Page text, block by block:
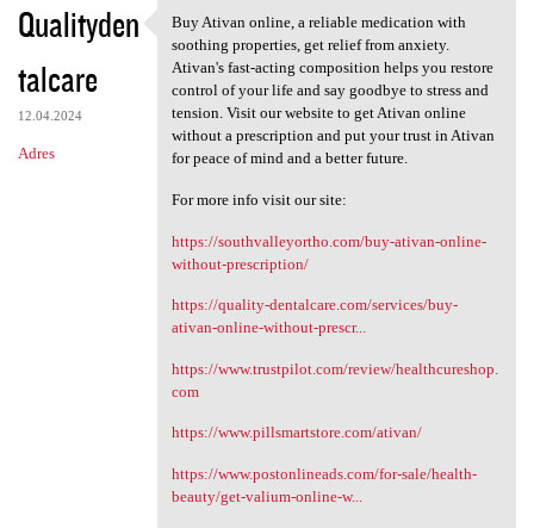
Qualityden
talcare
12.04.2024
Adres
Buy Ativan online, a reliable
Buy Ativan online, a reliable medication with
soothing properties, get relief from anxiety.
Ativan's fast-acting composition helps you restore
control of your life and say goodbye to stress and
tension. Visit our website to get Ativan online
without a prescription and put your trust in Ativan
for peace of mind and a better future.
For more info visit our site:
https://southvalleyortho.com/buy-ativan-online-
without-prescription/
https://quality-dentalcare.com/services/buy-
ativan-online-without-prescr...
https://www.trustpilot.com/review/healthcureshop.
com
https://www.pillsmartstore.com/ativan/
https://www.postonlineads.com/for-sale/health-
beauty/get-valium-online-w...